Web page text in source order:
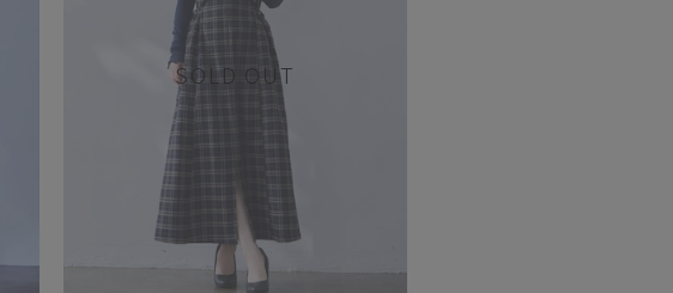
SOLD OUT